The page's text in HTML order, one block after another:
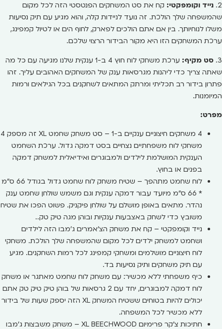
2. נייד וקומפקטי: קח את סט המשחקים הפנטסטי הזה לכל מקום
שהמשפחה שלך הולכת. זה נועד לניידות קלה, והוא מגיע עם תיק נסיעות
משלו לנוחיותך. בין אם אתם הולכים לפארק, לחוף הים או לטיול קמפינג,
ערכת המשחקים הזו היא מקור הבידור הרצוי שלכם.
3. סט מקיף:
ערכת משחקי לוח חוץ 4 ב-1 ענקית שלנו מגיעה עם כל מה
שאתה צריך כדי ליהנות מגרסאות ענק של המשחקים האהובים עליך. זהו
פתרון בידור רב תכליתי ומרתק המתאים לשחקנים בכל הגילאים ורמות
המיומנות.
מפרט:
4 משחקים חיצוניים ענקיים ב-1 – סט משחק שחמט XL זה מספק 4
משחקי לוח משפחתיים נצחיים בסט דמקה גדול. ערכת השחמט
הענקית המושלמת לילדים ולמבוגרים ואידיאלית למשחק דמקה
בפנים או בחוץ.
לוח שחמט מתהפך – שטיח משחק לוח שחמט גדול בגודל 66 ס"מ
* 66 ס"מ מיועד עבור דמקה ענקית וגם משמש שולחן שחמט ענק
נהדר. מתאים באופן מושלם על שולחן פיקניק. פשוט הפכו את שטיח
משובץ כדי לשחק באצבעות ענקיות ובוהן מגה טיק טק..
נייד וקומפקטי – קח את משחק הצ'אמרים ג'מבו הזה לילדים
ושחמט למשחק ילדים לכל מקום שהמשפחה שלך הולכת. משחקי
לוח חיצוניים מושלמים ומשחקי קמפינג לכל רמות השחקנים. מגיע
עם תיק משחקים ותיק נסיעות בד.
כיף משפחתי ללא מכשיר: עם משחק לוח שחמט מאתגר או משחק
לוח דמקה למבוגרים, יחד עם 2 גרסאות של בוהן טיק טיק טק אתם
יכולים להיות בטוחים ששטיח המשחק XL הזה יספק שעות של בידור
ללא מכשיר לכל המשפחה.
חתיכות צ'קר פרימיום XL BEECHWOOD – משחק משבצות ג'מבו